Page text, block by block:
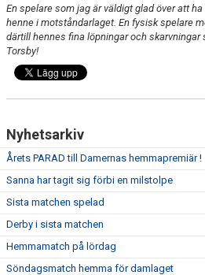
En spelare som jag är väldigt glad över att
henne i motståndarlaget. En fysisk spelare
därtill hennes fina löpningar och
Torsby!
Nyhetsarkiv
Årets PARAD till Damernas hemmapremiär !
Sanna har tagit sig förbi en milstolpe
Sista matchen spelad
Derby i sista matchen
Hemmamatch på lördag
Söndagsmatch hemma för damlaget